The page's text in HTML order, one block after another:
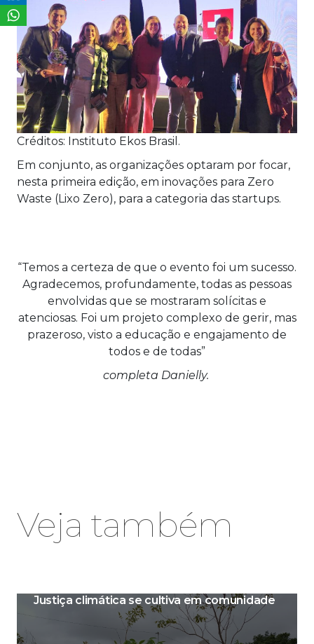
Créditos: Instituto Ekos Brasil.
Em conjunto, as organizações optaram por focar,
nesta primeira edição, em inovações para Zero
Waste (Lixo Zero), para a categoria das startups.
“Temos a certeza de que o evento foi um sucesso.
Agradecemos, profundamente, todas as pessoas
envolvidas que se mostraram solícitas e
atenciosas. Foi um projeto complexo de gerir, mas
prazeroso, visto a educação e engajamento de
todos e de todas”
completa Danielly.
Veja também
Justiça climática se cultiva em comunidade